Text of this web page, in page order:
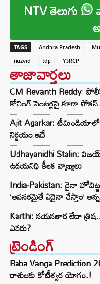
NTV తెలుగు
TAGS Andhra Pradesh
nuzvid
tdp YSRCP
తాజావార్తలు
CM Revanth Reddy:
కోచింగ్ సెంటర్లపై కూడా
Ajit Agarkar: టీమిండియాలో
నిర్ణయం ఇదే
Udhayanidhi Stalin:
ఉదయనిధి కీలక వ్యాఖ్యలు
India-Pakistan: చైనా
‘అవసరమైతే ఏదైనా చేస్తాం’
Karthi: నయనతార లేదా
ఎవరు?
ట్రెండింగ్‌
Baba Vanga
రాశులకు కోటీశ్వర యోగం.!